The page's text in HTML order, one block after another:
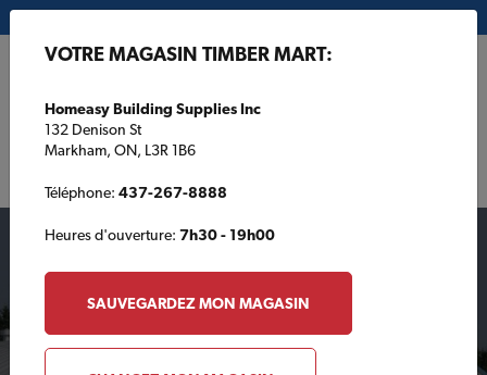
VOTRE MAGASIN TIMBER MART:
Homeasy Building Supplies Inc
132 Denison St
Markham, ON, L3R 1B6
Téléphone: 437-267-8888
Heures d'ouverture: 7h30 - 19h00
SAUVEGARDEZ MON MAGASIN